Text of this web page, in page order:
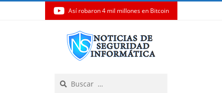
Así robaron 4 mil millones en Bitcoin